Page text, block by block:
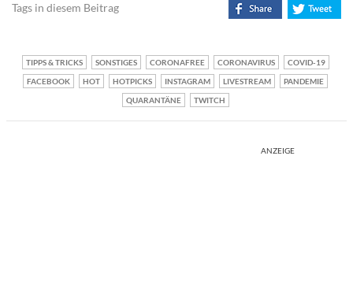
Tags in diesem Beitrag
TIPPS & TRICKS SONSTIGES CORONAFREE CORONAVIRUS
COVID-19
FACEBOOK
HOT HOTPICKS INSTAGRAM LIVESTREAM
PANDEMIE
QUARANTÄNE
TWITCH
ANZEIGE